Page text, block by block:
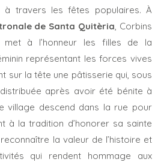
à travers les fêtes populaires. À
de Santa Quitèria, Corbins
à l’honneur les filles de la
représentant les forces vives
sur la tête une pâtisserie qui, sous
après avoir été bénite à
village descend dans la rue pour
à la tradition d’honorer sa sainte
la valeur de l’histoire et
qui rendent hommage aux